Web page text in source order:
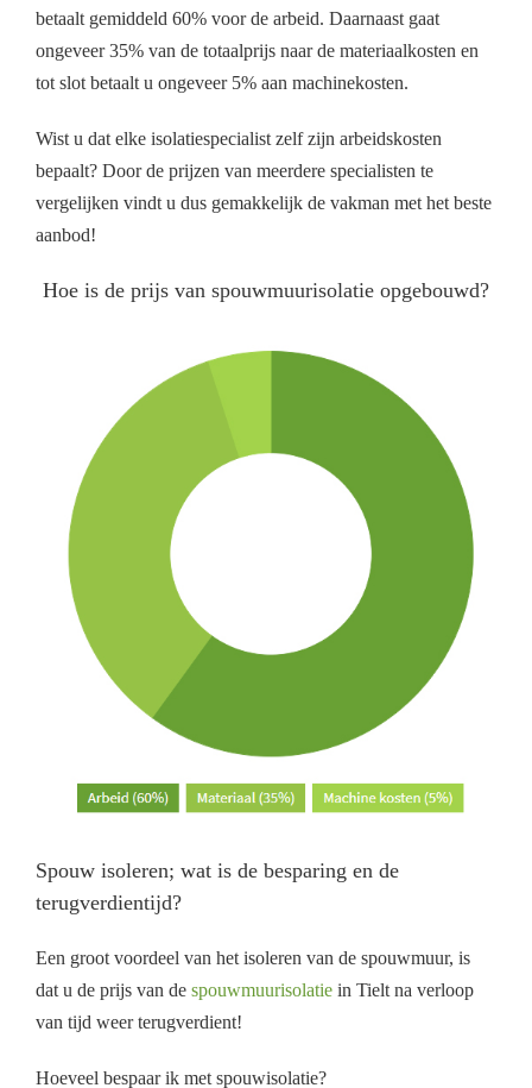
betaalt gemiddeld 60% voor de arbeid. Daarnaast gaat
ongeveer 35% van de totaalprijs naar de materiaalkosten en
tot slot betaalt u ongeveer 5% aan machinekosten.
Wist u dat elke isolatiespecialist zelf zijn arbeidskosten
bepaalt? Door de prijzen van meerdere specialisten te
vergelijken vindt u dus gemakkelijk de vakman met het beste
aanbod!
Hoe is de prijs van spouwmuurisolatie opgebouwd?
Spouw isoleren; wat is de besparing en de
terugverdientijd?
Een groot voordeel van het isoleren van de spouwmuur, is
dat u de prijs van de spouwmuurisolatie in Tielt na verloop
van tijd weer terugverdient!
Hoeveel bespaar ik met spouwisolatie?